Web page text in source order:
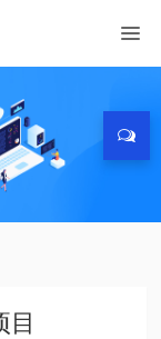
目